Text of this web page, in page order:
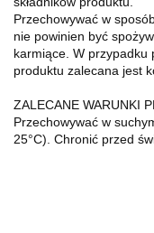
Przechowywać w
nie powinien być
karmiące. W przypadku
produktu zalecana jest
ZALECANE WARUNKI
Przechowywać w
25°C). Chronić przed